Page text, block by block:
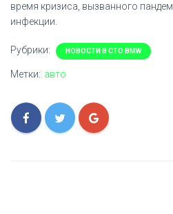
время кризиса, вызванного
инфекции.
Рубрики: НОВОСТИ В СТО BMW
Метки: авто